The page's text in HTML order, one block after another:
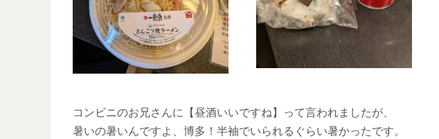
コンビニのお兄さんに【昼酒いいですね】って言われましたが、
暑いの暑いんですよ、博多！半袖でいられるぐらい暑かったです。